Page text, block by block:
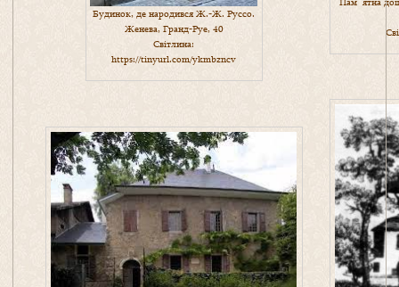
Будинок, де народився Ж.-Ж. Руссо.
Женева, Гранд-Руе, 40
Світлина:
https://tinyurl.com/ykmbzncv